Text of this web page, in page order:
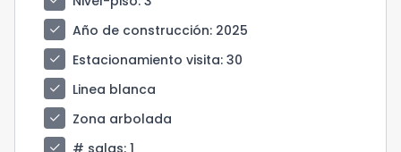
check
Año de construcción: 2025
check
Estacionamiento visita: 30
check
Linea blanca
check
Zona arbolada
check
# salas: 1